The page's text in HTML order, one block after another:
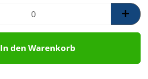
In den Warenkorb